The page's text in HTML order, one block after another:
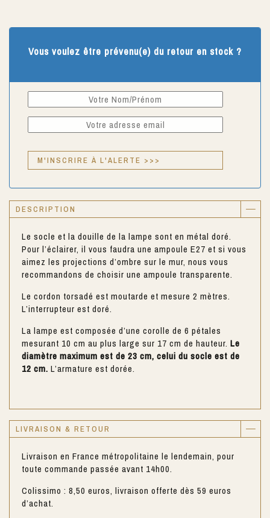
Vous voulez être prévenu(e) du retour en stock ?
DESCRIPTION
Le socle et la douille de la lampe sont en métal doré.
Pour l’éclairer, il vous faudra une ampoule E27 et si vous
aimez les projections d’ombre sur le mur, nous vous
recommandons de choisir une ampoule transparente.
Le cordon torsadé est moutarde et mesure 2 mètres.
L’interrupteur est doré.
La lampe est composée d’une corolle de 6 pétales
mesurant 10 cm au plus large sur 17 cm de hauteur. Le
diamètre maximum est de 23 cm, celui du socle est de
12 cm. L’armature est dorée.
LIVRAISON & RETOUR
Livraison en France métropolitaine le lendemain, pour
toute commande passée avant 14h00.
Colissimo : 8,50 euros, livraison offerte dès 59 euros
d’achat.